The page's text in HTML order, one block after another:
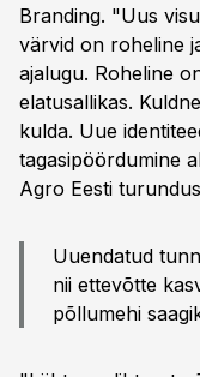
Branding. "Uus
värvid on roheline
ajalugu. Roheline
elatusallikas.
kulda. Uue
tagasipöördumine
Agro Eesti
Uuendatud
nii ettevõtte
põllumehi